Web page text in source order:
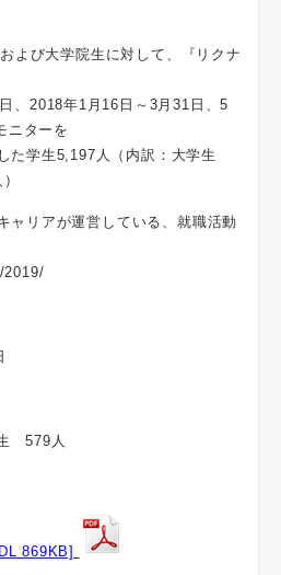
よび大学院生に対して、『リクナ
、2018年1月16日～3月31日、5
ニターを
た学生5,197人（内訳：大学生
ャリアが運営している、就職活動
579人
869KB]